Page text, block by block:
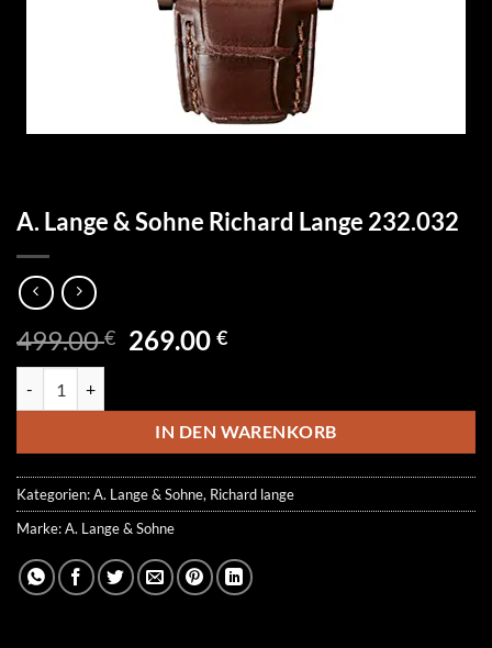
A. Lange & Sohne Richard Lange 232.032
499.00€ Ursprünglicher
499.00 €
269.00€Aktueller
269.00 €.
IN DEN WARENKORB
Kategorien:A. Lange & Sohne, Richard lange
Marke:A. Lange & Sohne